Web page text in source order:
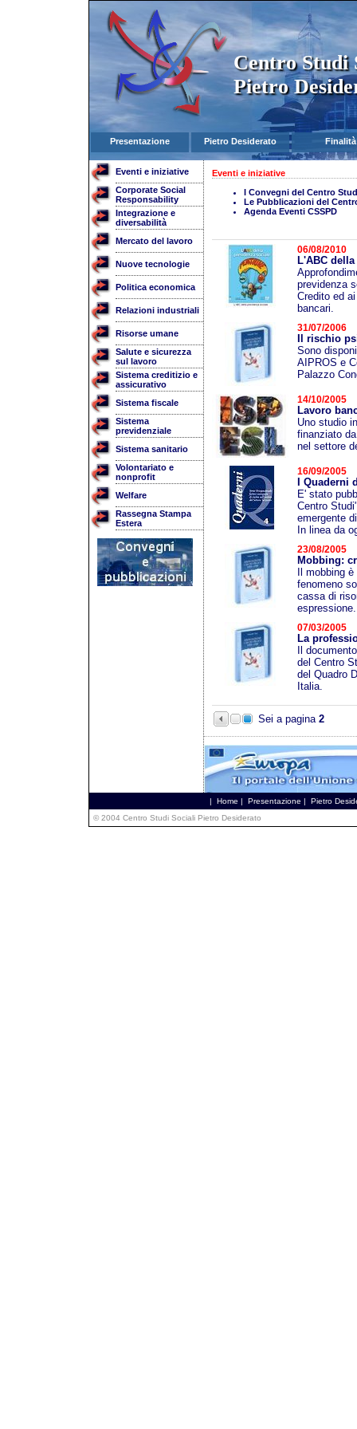
Centro Studi
Pietro
Presentazione Pietro Desiderato Finalità
Eventi e iniziative
Corporate Social
Responsability
Integrazione e
diversabilità
Mercato del lavoro
Nuove tecnologie
Politica economica
Relazioni industriali
Risorse umane
Salute e sicurezza
sul lavoro
Sistema creditizio e
assicurativo
Sistema fiscale
Sistema
previdenziale
Sistema sanitario
Volontariato e
nonprofit
Welfare
Rassegna Stampa
Estera
Eventi e iniziative
I Convegni del Centro
Le Pubblicazioni del
Agenda Eventi CSSPD
06/08/2010
L'ABC
previdenza
Credito ed
bancari.
31/07/2006
Il rischio
Sono
AIPROS e
Palazzo
14/10/2005
Lavoro
Uno studio
finanziato
nel settore
16/09/2005
I Quaderni
E' stato
Centro
emergente
In linea da
23/08/2005
Mobbing:
Il mobbing
fenomeno
cassa di
07/03/2005
La
Il
del Centro
del Quadro
Italia.
Sei a pagina 2
| Home | Presentazione |
Pietro
© 2004 Centro Studi Sociali Pietro Desiderato